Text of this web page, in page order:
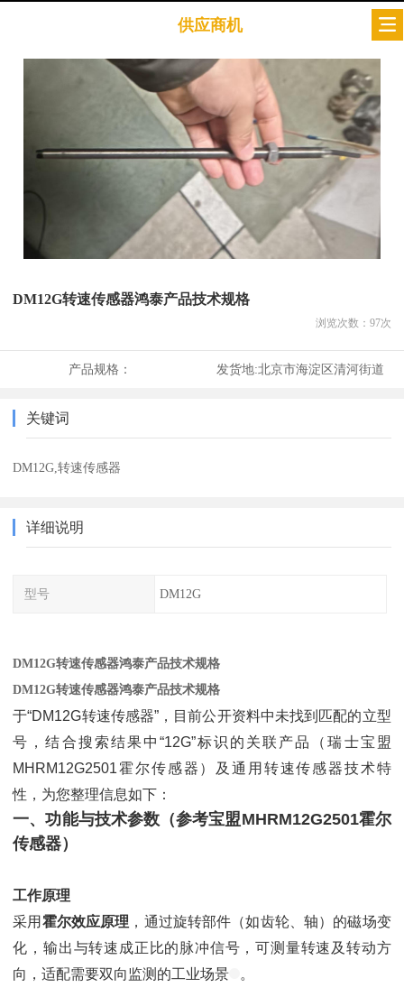
供应商机
DM12G转速传感器鸿泰产品技术规格
浏览次数： 97次
产品规格： 发货地:北京市海淀区清河街道
关键词
DM12G,转速传感器
详细说明
型号 DM12G
DM12G转速传感器鸿泰产品技术规格
DM12G转速传感器鸿泰产品技术规格
于“DM12G转速传感器”，目前公开资料中未找到匹配的立型
号，结合搜索结果中“12G”标识的关联产品（瑞士宝盟
MHRM12G2501霍尔传感器）及通用转速传感器技术特
性，为您整理信息如下：
一、功能与技术参数（参考宝盟MHRM12G2501霍尔
传感器）
工作原理
采用 霍尔效应原理 ，通过旋转部件（如齿轮、轴）的磁场变
化，输出与转速成正比的脉冲信号，可测量转速及转动方
向，适配需要双向监测的工业场景
。